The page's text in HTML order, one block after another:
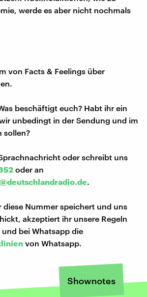
werde es aber nicht nochmals
von Facts & Feelings über
beschäftigt euch? Habt ihr ein
unbedingt in der Sendung und im
sollen?
oder schreibt uns
oder an
.
diese Nummer speichert und uns
akzeptiert ihr unsere Regeln
bei Whatsapp die
von Whatsapp.
Shownotes